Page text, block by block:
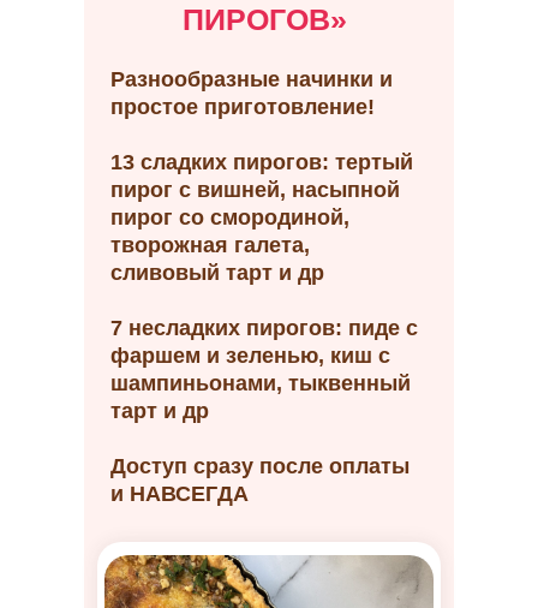
ПИРОГОВ»
Разнообразные начинки и
простое приготовление!
13 сладких пирогов: тертый
пирог с вишней, насыпной
пирог со смородиной,
творожная галета,
сливовый тарт и др
7 несладких пирогов: пиде с
фаршем и зеленью, киш с
шампиньонами, тыквенный
тарт и др
Доступ сразу после оплаты
и НАВСЕГДА